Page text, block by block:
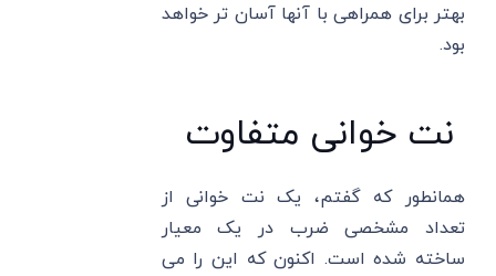
بهتر برای همراهی با آنها آسان تر خواهد
بود.
نت خوانی متفاوت
همانطور که گفتم، یک نت خوانی از
تعداد مشخصی ضرب در یک معیار
ساخته شده است. اکنون که این را می